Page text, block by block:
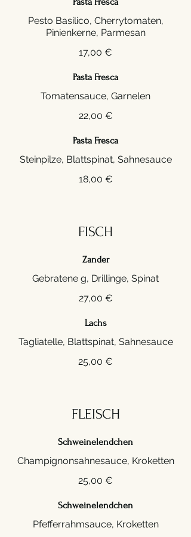
Pesto Basilico, Cherrytomaten,
Pinienkerne, Parmesan
17,00 €
Pasta Fresca
Tomatensauce, Garnelen
22,00 €
Pasta Fresca
Steinpilze, Blattspinat, Sahnesauce
18,00 €
FISCH
Zander
Gebratene g, Drillinge, Spinat
27,00 €
Lachs
Tagliatelle, Blattspinat, Sahnesauce
25,00 €
FLEISCH
Schweinelendchen
Champignonsahnesauce, Kroketten
25,00 €
Schweinelendchen
Pfefferrahmsauce, Kroketten